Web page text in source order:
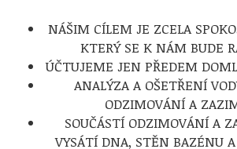
NÁŠIM CÍLEM JE ZCELA
KTERÝ SE K NÁM BUDE
ÚČTUJEME JEN PŘEDEM
ANALÝZA A OŠETŘENÍ
ODZIMOVÁNÍ A
SOUČÁSTÍ ODZIMOVÁNÍ A
VYSÁTÍ DNA, STĚN BAZÉNU